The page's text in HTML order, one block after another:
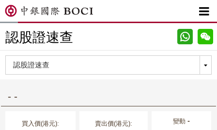

認股證速查
- -
買入價(港元): 賣出價(港元): 變動-